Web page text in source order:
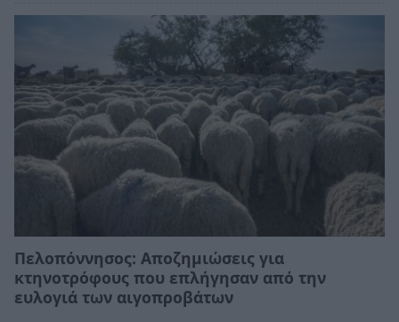
Πελοπόννησος: Αποζημιώσεις για
κτηνοτρόφους που επλήγησαν από την
ευλογιά των αιγοπροβάτων